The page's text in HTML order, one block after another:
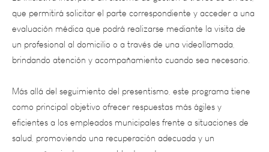
un profesional al domicilio o a través de una videollamada,
brindando atención y acompañamiento cuando sea necesario.
Más allá del seguimiento del presentismo, este programa tiene
como principal objetivo ofrecer respuestas más ágiles y
eficientes a los empleados municipales frente a situaciones de
salud, promoviendo una recuperación adecuada y un
acompañamiento responsable de cada caso.